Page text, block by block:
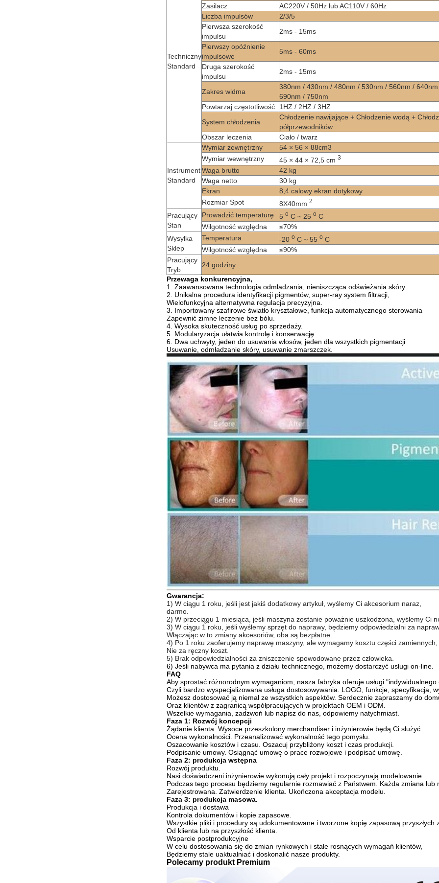
Techniczny
Standard
Zasilacz
AC220V / 50Hz lub AC110V / 60Hz
Liczba impulsów
2/3/5
Pierwsza szerokość
impulsu
2ms - 15ms
Pierwszy opóźnienie
impulsowe
5ms - 60ms
Druga szerokość
impulsu
2ms - 15ms
Zakres widma
380nm / 430nm / 480nm / 530nm / 560nm /
690nm / 750nm
Powtarzaj częstotliwość
1HZ / 2HZ / 3HZ
System chłodzenia
Chłodzenie nawijające + Chłodzenie wodą +
półprzewodników
Obszar leczenia
Ciało / twarz
Instrument
Standard
Wymiar zewnętrzny
54 × 56 × 88cm3
Wymiar wewnętrzny
45 × 44 × 72,5 cm 3
Waga brutto
42 kg
Waga netto
30 kg
Ekran
8,4 calowy ekran dotykowy
Rozmiar Spot
8X40mm 2
Pracujący
Stan
Prowadzić temperaturę 5 o C ~ 25 o C
Wilgotność względna
≤70%
Wysyłka
Sklep
Temperatura -20 o C ~ 55 o C
Wilgotność względna
≤90%
Pracujący
Tryb
24 godziny
Przewaga konkurencyjna,
1. Zaawansowana technologia odmładzania, nieniszcząca odświeżania skóry.
2. Unikalna procedura identyfikacji pigmentów, super-ray system filtracji,
Wielofunkcyjna alternatywna regulacja precyzyjna.
3. Importowany szafirowe światło kryształowe, funkcja automatycznego sterowania
Zapewnić zimne leczenie bez bólu.
4. Wysoka skuteczność usług po sprzedaży.
5. Modularyzacja ułatwia kontrolę i konserwację.
6. Dwa uchwyty, jeden do usuwania włosów, jeden dla wszystkich pigmentacji
Usuwanie, odmładzanie skóry, usuwanie zmarszczek.
Gwarancja:
1) W ciągu 1 roku, jeśli jest jakiś dodatkowy artykuł, wyślemy Ci akcesorium naraz,
darmo.
2) W przeciągu 1 miesiąca, jeśli maszyna zostanie poważnie uszkodzona, wyślemy Ci
3) W ciągu 1 roku, jeśli wyślemy sprzęt do naprawy, będziemy odpowiedzialni za
Włączając w to zmiany akcesoriów, oba są bezpłatne.
4) Po 1 roku zaoferujemy naprawę maszyny, ale wymagamy kosztu części zamiennych,
Nie za ręczny koszt.
5) Brak odpowiedzialności za zniszczenie spowodowane przez człowieka.
6) Jeśli nabywca ma pytania z działu technicznego, możemy dostarczyć usługi on-line.
FAQ
Aby sprostać różnorodnym wymaganiom, nasza fabryka oferuje usługi
Czyli bardzo wyspecjalizowana usługa dostosowywania.
LOGO, funkcje, specyfikacja,
Możesz dostosować ją niemal ze wszystkich aspektów. Serdecznie zapraszamy do
Oraz klientów z zagranicą współpracujących w projektach OEM i ODM.
Wszelkie wymagania, zadzwoń lub napisz do nas, odpowiemy natychmiast.
Faza 1: Rozwój koncepcji
Żądanie klienta. Wysoce przeszkolony merchandiser i inżynierowie będą Ci służyć
Ocena wykonalności. Przeanalizować wykonalność tego pomysłu.
Oszacowanie kosztów i czasu. Oszacuj przybliżony koszt i czas produkcji.
Podpisanie umowy. Osiągnąć umowę o prace rozwojowe i podpisać umowę.
Faza 2: produkcja wstępna
Rozwój produktu.
Nasi doświadczeni inżynierowie wykonują cały projekt i rozpoczynają modelowanie.
Podczas tego procesu będziemy regularnie rozmawiać z Państwem.
Każda zmiana lub
Zarejestrowana. Zatwierdzenie klienta.
Ukończona akceptacja modelu.
Faza 3: produkcja masowa.
Produkcja i dostawa
Kontrola dokumentów i kopie zapasowe.
Wszystkie pliki i procedury są udokumentowane i tworzone kopię zapasową przyszłych
Od klienta lub na przyszłość klienta.
Wsparcie postprodukcyjne
W celu dostosowania się do zmian rynkowych i stale rosnących wymagań klientów,
Będziemy stale uaktualniać i doskonalić nasze produkty.
Polecamy produkt Premium